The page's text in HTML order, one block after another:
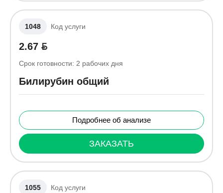
1048 Код услуги
2.67
Срок готовности: 2 рабочих дня
Билирубин общий
Подробнее об анализе
ЗАКАЗАТЬ
1055 Код услуги